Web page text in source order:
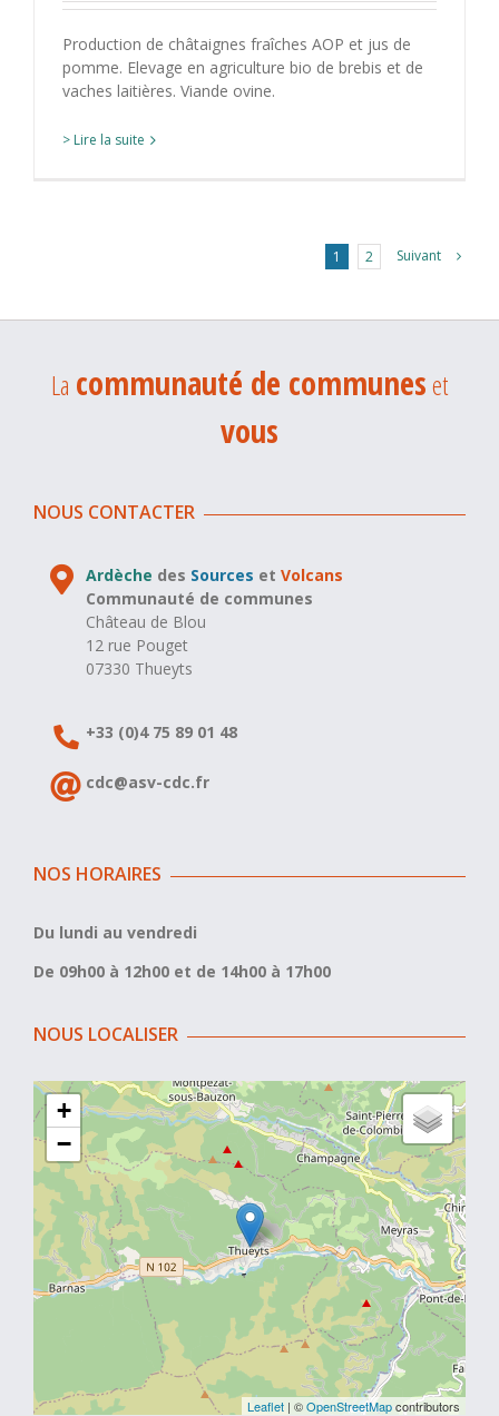
Production de châtaignes fraîches AOP et jus de
pomme. Elevage en agriculture bio de brebis et de
vaches laitières. Viande ovine.
> Lire la suite
1 2 Suivant
La communauté de communeset
vous
NOUS CONTACTER
Ardèche des Sources etVolcans
Communauté de communes
Château de Blou
12 rue Pouget
07330 Thueyts
+33 (0)4 75 89 01 48
cdc@asv-cdc.fr
NOS HORAIRES
Du lundi au vendredi
De 09h00 à 12h00 et de 14h00 à 17h00
NOUS LOCALISER
+
−
Leaflet | ©OpenStreetMapcontributors